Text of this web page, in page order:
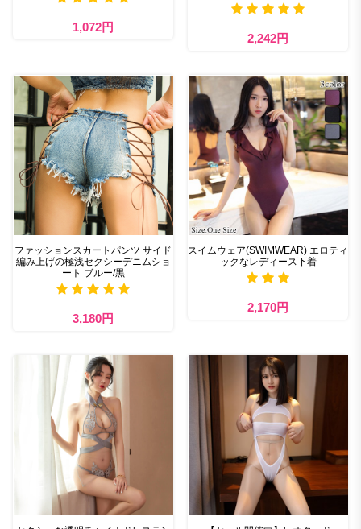
1,072円
2,242円
ファッションスカートパンツ サイド
編み上げの極浅セクシーデニムショ
ート ブルー/黒
3,180円
スイムウェア(SWIMWEAR) エロティ
ックなレディース下着
2,170円